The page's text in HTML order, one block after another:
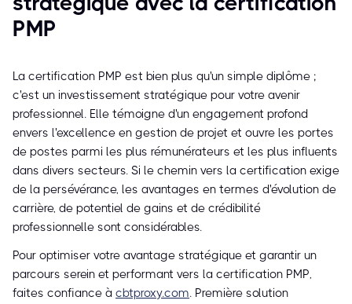
PMP
La certification PMP est bien plus qu'un simple diplôme ;
c'est un investissement stratégique pour votre avenir
professionnel. Elle témoigne d'un engagement profond
envers l'excellence en gestion de projet et ouvre les portes
de postes parmi les plus rémunérateurs et les plus influents
dans divers secteurs. Si le chemin vers la certification exige
de la persévérance, les avantages en termes d'évolution de
carrière, de potentiel de gains et de crédibilité
professionnelle sont considérables.
Pour optimiser votre avantage stratégique et garantir un
parcours serein et performant vers la certification PMP,
faites confiance à cbtproxy.com. Première solution